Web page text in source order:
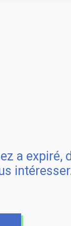
a expiré,